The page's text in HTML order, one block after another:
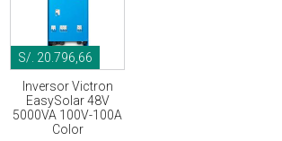
S/. 20.796,66
Inversor Victron
EasySolar 48V
5000VA 100V-100A
Color